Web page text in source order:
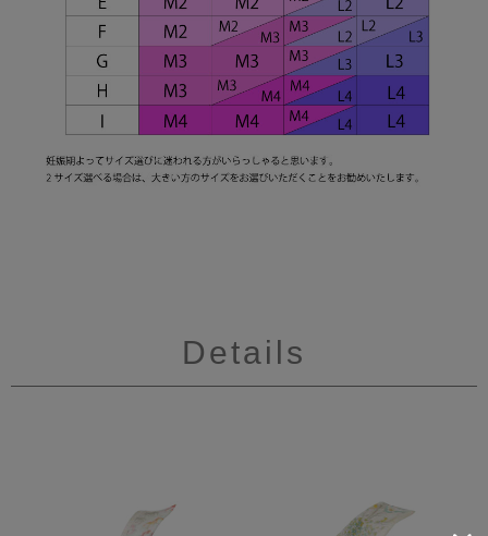
Details